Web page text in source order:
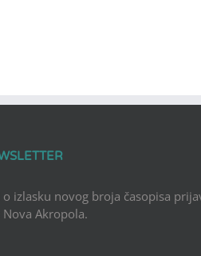
izlasku novog broja časopisa
Akropola.